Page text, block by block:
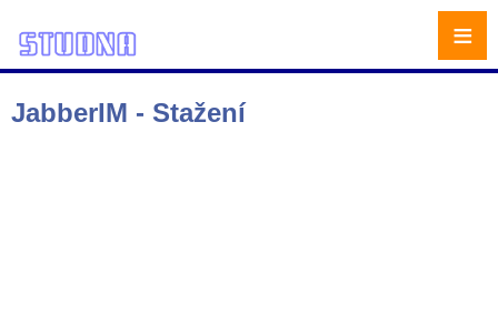
JabberIM - Stažení
≡